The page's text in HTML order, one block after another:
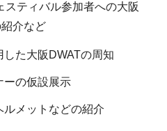
スティバル参加者への大阪
介など
た大阪DWATの周知
ーの仮設展示
メットなどの紹介